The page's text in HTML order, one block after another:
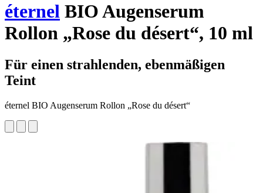
éternel BIO Augenserum
Rollon „Rose du désert“, 10 ml
Für einen strahlenden, ebenmäßigen
Teint
éternel BIO Augenserum Rollon „Rose du désert“